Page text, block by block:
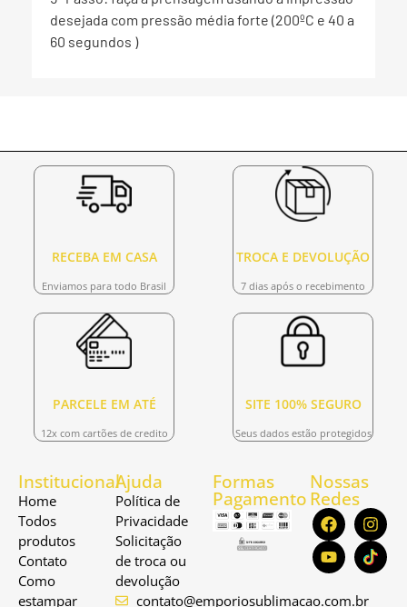
desejada com pressão média forte (200ºC e 40 a
60 segundos )
RECEBA EM CASA
Enviamos para todo Brasil
TROCA E DEVOLUÇÃO
7 dias após o recebimento
PARCELE EM ATÉ
12x com cartões de credito
SITE 100% SEGURO
Seus dados estão protegidos
Institucional
Home
Todos
produtos
Contato
Como
estampar
Ajuda
Política de
Privacidade
Solicitação
de troca ou
devolução
contato@emporiosublimacao.com.br
Formas
Pagamento
Nossas
Redes